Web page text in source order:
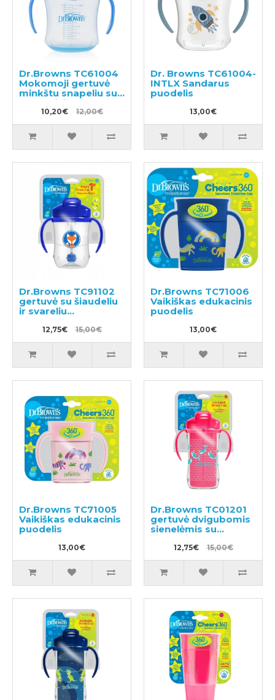
Dr.Browns TC61004
Mokomoji gertuvė
minkštu snapeliu su
rankenėlėm
10,20€ 12,00€
Dr. Browns TC61004-
INTLX Sandarus
puodelis
13,00€
Dr.Browns TC91102
gertuvė su šiaudeliu
ir svareliu
12,75€ 15,00€
Dr.Browns TC71006
Vaikiškas edukacinis
puodelis
13,00€
Dr.Browns TC71005
Vaikiškas edukacinis
puodelis
13,00€
Dr.Browns TC01201
gertuvė dvigubomis
sienelėmis su
šiaudeliu 300ml
12,75€ 15,00€